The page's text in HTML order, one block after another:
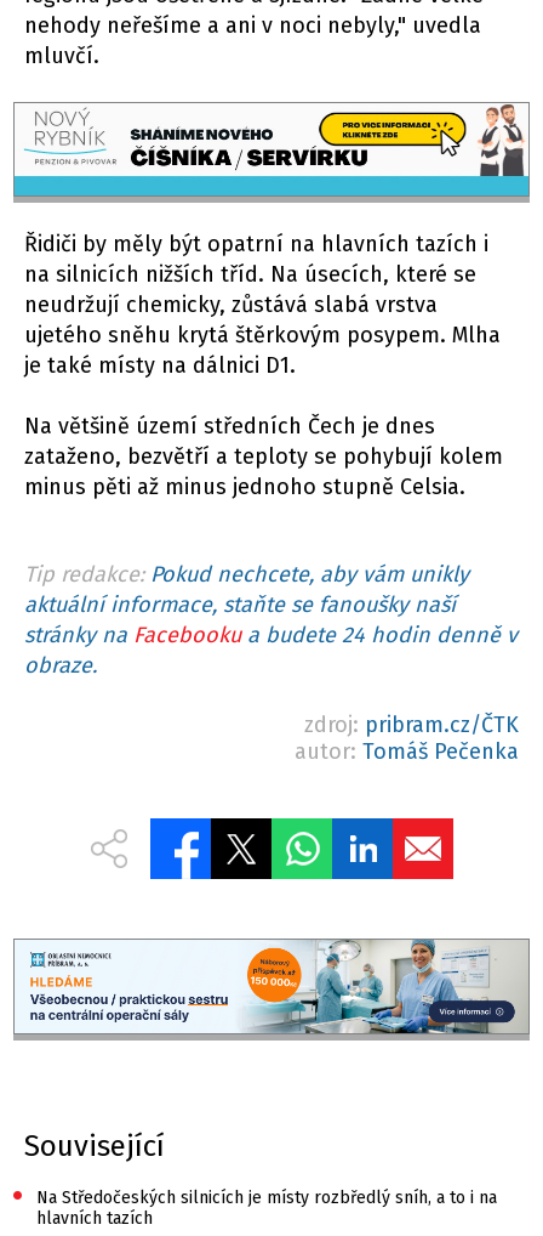
nehody neřešíme a ani v noci nebyly," uvedla
mluvčí.
Řidiči by měly být opatrní na hlavních tazích i
na silnicích nižších tříd. Na úsecích, které se
neudržují chemicky, zůstává slabá vrstva
ujetého sněhu krytá štěrkovým posypem. Mlha
je také místy na dálnici D1.
Na většině území středních Čech je dnes
zataženo, bezvětří a teploty se pohybují kolem
minus pěti až minus jednoho stupně Celsia.
Tip redakce: Pokud nechcete, aby vám unikly
aktuální informace, staňte se fanoušky naší
stránky na Facebookua budete 24 hodin denně v
obraze.
zdroj: pribram.cz/ČTK
autor: Tomáš Pečenka
Související
•
Na Středočeských silnicích je místy rozbředlý sníh, a to i na
hlavních tazích